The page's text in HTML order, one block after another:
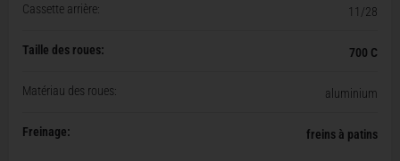
Cassette arrière: 11/28
Taille des roues: 700 C
Matériau des roues: aluminium
Freinage: freins à patins